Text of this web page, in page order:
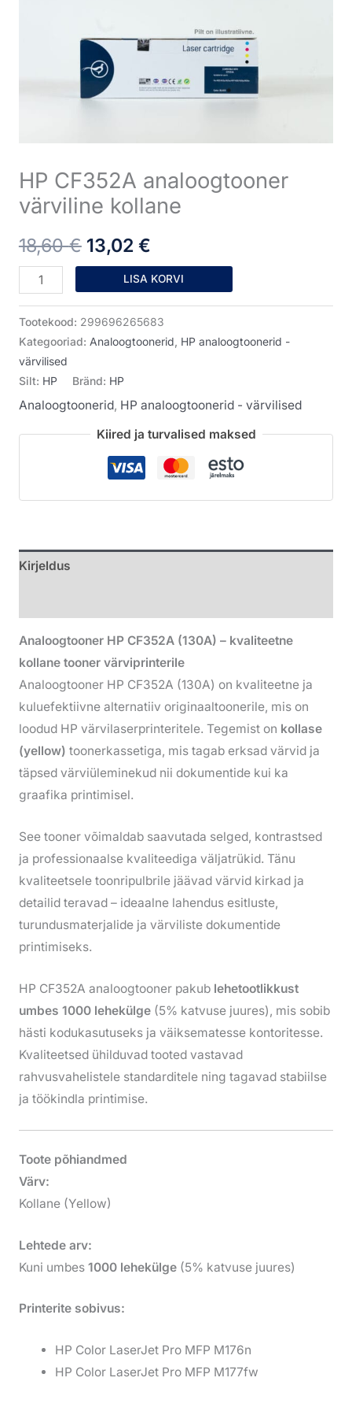
HP CF352A analoogtooner
värviline kollane
18,60€
18,60 €.
13,02 €
13,02 €.
LISA KORVI
Tootekood: 299696265683
Kategooriad: Analoogtoonerid HP analoogtoonerid -
värvilised
Silt: HP Bränd: HP
Analoogtoonerid, HP analoogtoonerid - värvilised
Kiired ja turvalised maksed
Kirjeldus
Analoogtooner HP CF352A (130A) – kvaliteetne
kollane tooner värviprinterile
Analoogtooner HP CF352A (130A) on kvaliteetne ja
kuluefektiivne alternatiiv originaaltoonerile, mis on
loodud HP värvilaserprinteritele. Tegemist on kollase
(yellow) toonerkassetiga, mis tagab erksad värvid ja
täpsed värviüleminekud nii dokumentide kui ka
graafika printimisel.
See tooner võimaldab saavutada selged, kontrastsed
ja professionaalse kvaliteediga väljatrükid. Tänu
kvaliteetsele toonripulbrile jäävad värvid kirkad ja
detailid teravad – ideaalne lahendus esitluste,
turundusmaterjalide ja värviliste dokumentide
printimiseks.
HP CF352A analoogtooner pakub lehetootlikkust
umbes 1000 lehekülge(5% katvuse juures), mis sobib
hästi kodukasutuseks ja väiksematesse kontoritesse.
Kvaliteetsed ühilduvad tooted vastavad
rahvusvahelistele standarditele ning tagavad stabiilse
ja töökindla printimise.
Toote põhiandmed
Värv:
Kollane (Yellow)
Lehtede arv:
Kuni umbes 1000 lehekülge(5% katvuse juures)
Printerite sobivus:
HP Color LaserJet Pro MFP M176n
HP Color LaserJet Pro MFP M177fw